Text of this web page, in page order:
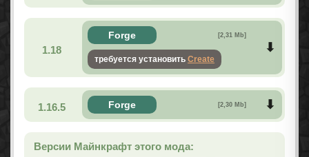
1.18
Forge [2,31 Mb]
требуется установить Create
1.16.5 Forge [2,30 Mb]
Версии Майнкрафт этого мода: